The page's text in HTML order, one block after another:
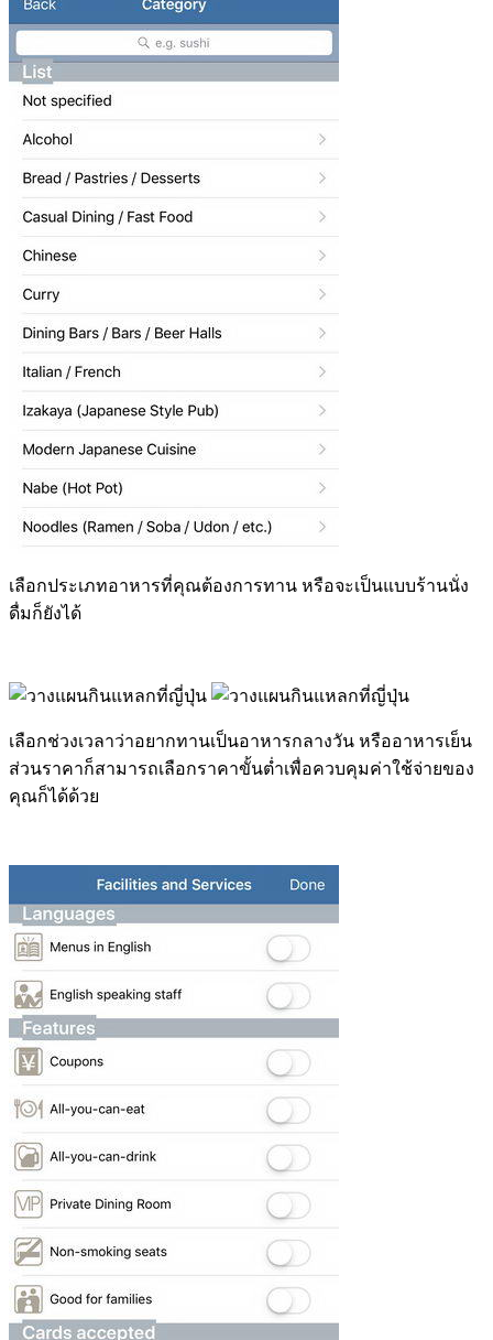
เลือกประเภทอาหารที่คุณต้องการทาน หรือจะเป็นแบบร้านนั่ง
ดื่มก็ยังได้
เลือกช่วงเวลาว่าอยากทานเป็นอาหารกลางวัน หรืออาหารเย็น
ส่วนราคาก็สามารถเลือกราคาขั้นต่ำเพื่อควบคุมค่าใช้จ่ายของ
คุณก็ได้ด้วย